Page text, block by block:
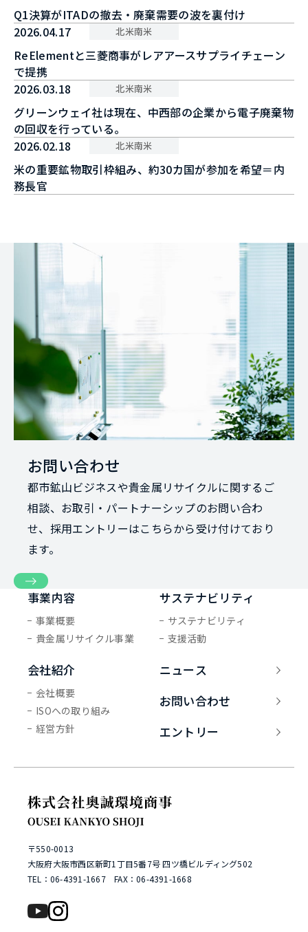
Q1決算がITADの撤去・廃棄需要の波を裏付け
2026.04.17
北米南米
ReElementと三菱商事がレアアースサプライチェーン
で提携
2026.03.18
北米南米
グリーンウェイ社は現在、中西部の企業から電子廃棄物
の回収を行っている。
2026.02.18
北米南米
米の重要鉱物取引枠組み、約30カ国が参加を希望＝内
務長官
お問い合わせ
都市鉱山ビジネスや貴金属リサイクルに関するご
相談、お取引・パートナーシップのお問い合わ
せ、採用エントリーはこちらから受け付けており
ます。
事業内容
事業概要
貴金属リサイクル事業
会社紹介
会社概要
ISOへの取り組み
経営方針
サステナビリティ
サステナビリティ
支援活動
ニュース
お問い合わせ
エントリー
株式会社奥誠環境商事
〒550-0013
大阪府大阪市西区新町1丁目5番7号 四ツ橋ビルディング502
TEL： 06-4391-1667FAX：06-4391-1668